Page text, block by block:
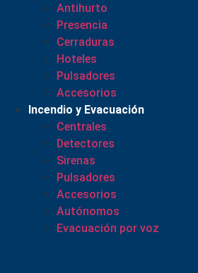
Antihurto
Presencia
Cerraduras
Hoteles
Pulsadores
Accesorios
Incendio y Evacuación
Centrales
Detectores
Sirenas
Pulsadores
Accesorios
Autónomos
Evacuación por voz